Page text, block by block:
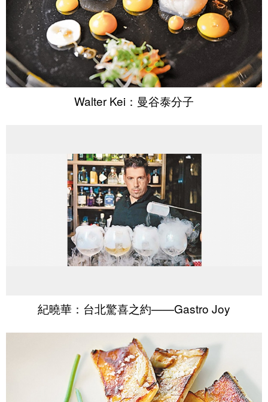
Walter Kei：曼谷泰分子
紀曉華：台北驚喜之約——Gastro Joy